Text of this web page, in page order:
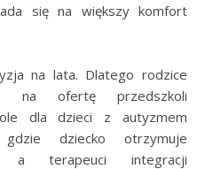
się na większy komfort
na lata. Dlatego rodzice
na ofertę przedszkoli
dla dzieci z autyzmem
dziecko otrzymuje
a terapeuci integracji